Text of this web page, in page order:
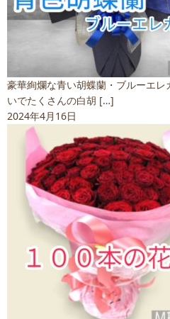
豪華絢爛な青い胡蝶蘭・ブルーエ
いでたくさんの白胡 […]
2024年4月16日